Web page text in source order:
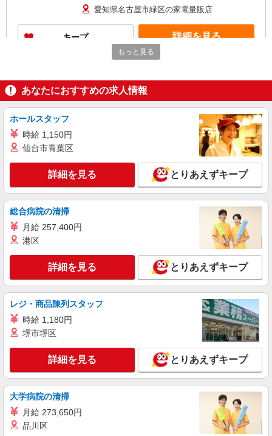
あり） ゜+゜・。○。・゜+゜・。○。・゜+゜ 入
社祝い金10万円支給(規定有) お友達を紹介頂くと,
インセンティブ支給(規定有) ★月2回払い・週払い
可能（規程有）★ ゜・。○。・゜+゜・。○。・゜
愛知県名古屋市緑区の家電量販店
キープ 詳細を見る
【softbank】人気機種に詳しくなれる携帯販
売
月給207900円〜260200円（経験・能力によ
る） 資格手当（1〜6万円）賞与年2回（6月・12
月・実績最高5.4カ月分） 未経験から入社半年で
年収400万円以上への昇給実績あり ※残業代支給
★交通費別途支給（規定あり） ゜+゜・。○。・゜
+゜・。○。・゜+゜ 入社祝い金10万円支給(規定
有) ゜・。○。・゜+゜・。○。・゜+゜
愛知県名古屋市緑区のsoftbankショップ
キープ 詳細を見る
株式会社シエロ
【softbank】人気機種に詳しくなれる携帯販
時給1500円〜 ※残業代支給 ★交通費別途支給
（規定あり） ゜+゜・。○。・゜+゜・。○。・゜
+゜ 入社祝い金10万円支給(規定有) お友達を紹介
頂くと, インセンティブ支給(規定有) ★月2回払
い・週払い可能（規程有）★ ゜・。○。・゜
+゜・。○。・゜+゜
愛知県名古屋市緑区のsoftbankショップ
キープ 詳細を見る
紹介予定派遣
【softbank】人気機種に詳しくなれる携帯販
売
時給1500円〜 ※残業代支給 ★交通費別途支給
+゜ 入社祝い金10万円支給(規定有) お友達を紹介
頂くと, インセンティブ支給(規定有) ★月2回払
い・週払い可能（規程有）★ ゜・。○。・゜
愛知県名古屋市緑区のsoftbankショップ
もっと見る
あなたにおすすめの求人情報
ホールスタッフ
時給 1,150円
仙台市青葉区
詳細を見る とりあえずキープ
総合病院の清掃
月給 257,400円
港区
詳細を見る とりあえずキープ
レジ・商品陳列スタッフ
時給 1,180円
堺市堺区
詳細を見る とりあえずキープ
大学病院の清掃
月給 273,650円
品川区